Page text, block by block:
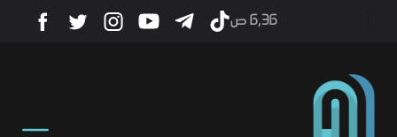
أخبار
6٫36 ص